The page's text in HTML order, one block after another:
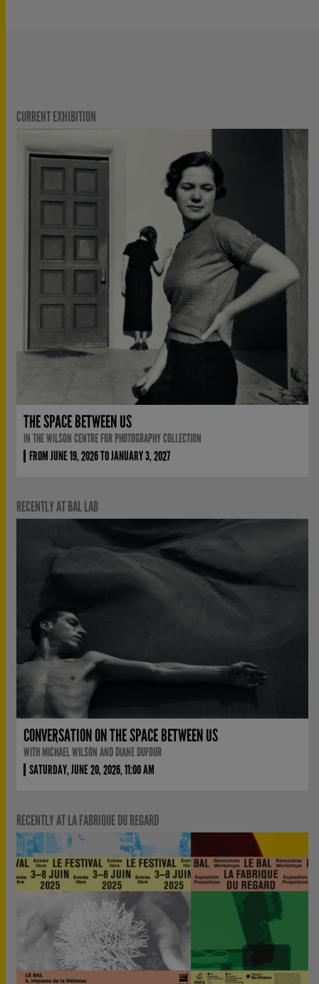
CURRENT EXHIBITION
THE SPACE BETWEEN US
IN THE WILSON CENTRE FOR PHOTOGRAPHY COLLECTION
FROM JUNE 19, 2026 TO JANUARY 3, 2027
RECENTLY AT BAL LAB
CONVERSATION ON THE SPACE BETWEEN US
WITH MICHAEL WILSON AND DIANE DUFOUR
SATURDAY, JUNE 20, 2026, 11:00 AM
RECENTLY AT LA FABRIQUE DU REGARD